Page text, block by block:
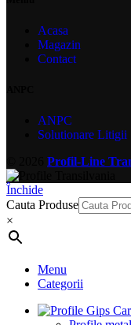
Acasa
Magazin
Contact
ANPC
Solutionare Litigii
Profil-Line
Închide
Cauta Produse
×
Menu
Categorii